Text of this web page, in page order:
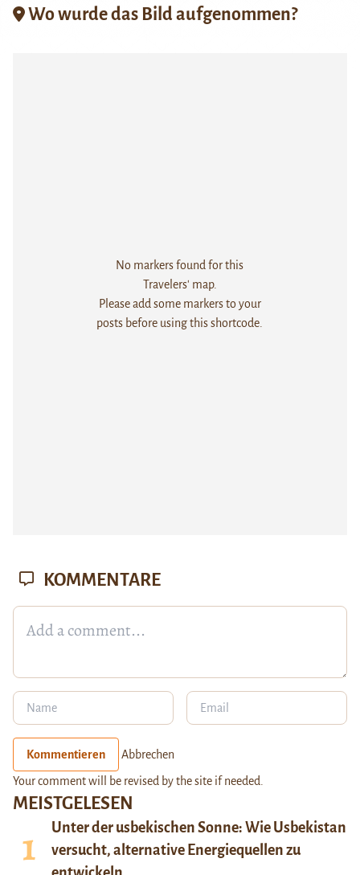
Wo wurde das Bild aufgenommen?
No markers found for this
Travelers' map.
Please add some markers to your
posts before using this shortcode.
MEISTGELESEN
Unter der usbekischen Sonne: Wie Usbekistan
versucht, alternative Energiequellen zu
KOMMENTARE
Kommentieren Abbrechen
Your comment will be revised by the site if needed.